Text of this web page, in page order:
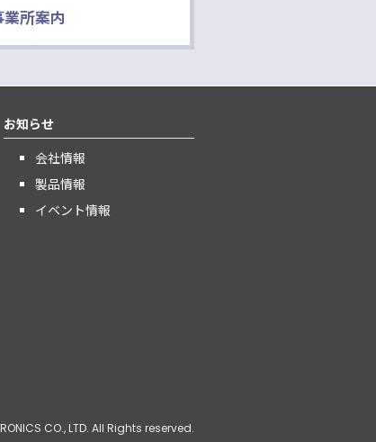
業所案内
お知らせ
会社情報
製品情報
イベント情報
CO., LTD. All Rights reserved.